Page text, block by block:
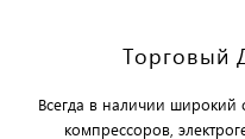
Торговый
Всегда в наличии широкий
компрессоров,